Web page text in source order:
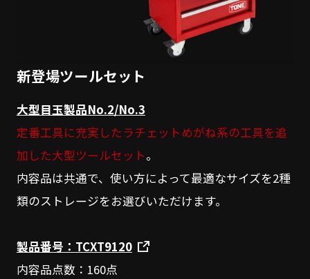
新登場ツールセット
大型目玉製品No.2/No.3
定番工具に充実したラチェットめがね系の工具を追
加した大型ツールセット。
内容品は共通で、使い方によって最適なサイズを2種
類のストレージをお選びいただけます。
製品番号：TCXT9120
内容品点数：160点